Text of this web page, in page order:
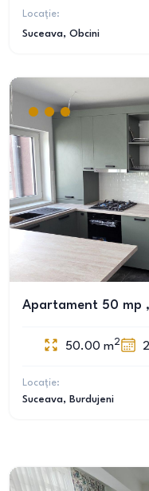
Locație:
Suceava, Obcini
Apartament 50 mp
50.00 m2
Locație:
Suceava, Burdujeni